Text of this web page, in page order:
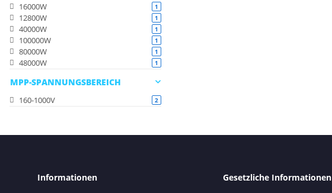
16000W 1
12800W 1
40000W 1
100000W 1
80000W 1
48000W 1
MPP-SPANNUNGSBEREICH
160-1000V 2Artikel gefunden
Informationen Gesetzliche Informationen